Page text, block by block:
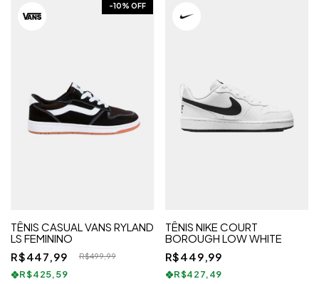
-10% OFF
TÊNIS CASUAL VANS RYLAND
LS FEMININO
R$447,99
R$499,99
R$425,59
TÊNIS NIKE COURT
BOROUGH LOW WHITE
R$449,99
R$427,49